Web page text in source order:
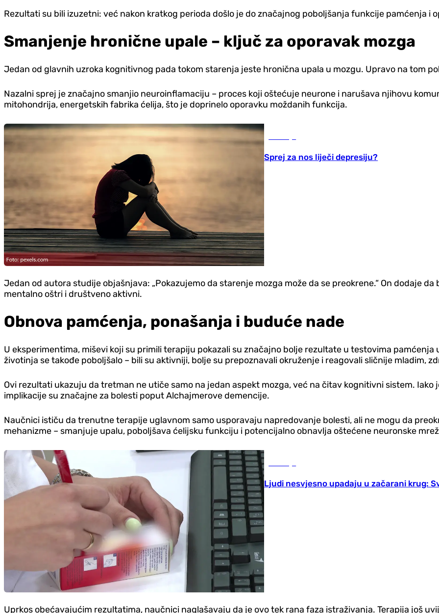
Rezultati su bili izuzetni: već nakon kratkog perioda došlo je do značajnog poboljšanja funkcije pamćenja i
Smanjenje hronične upale – ključ za oporavak mozga
Jedan od glavnih uzroka kognitivnog pada tokom starenja jeste hronična upala u mozgu. Upravo na tom
Nazalni sprej je značajno smanjio neuroinflamaciju – proces koji oštećuje neurone i narušava njihovu
mitohondrija, energetskih fabrika ćelija, što je doprinelo oporavku moždanih funkcija.
Sprej za nos liječi depresiju?
Jedan od autora studije objašnjava: „Pokazujemo da starenje mozga može da se preokrene.“ On dodaje
mentalno oštri i društveno aktivni.
Obnova pamćenja, ponašanja i buduće nade
U eksperimentima, miševi koji su primili terapiju pokazali su značajno bolje rezultate u testovima
životinja se takođe poboljšalo – bili su aktivniji, bolje su prepoznavali okruženje i reagovali sličnije mladim,
Ovi rezultati ukazuju da tretman ne utiče samo na jedan aspekt mozga, već na čitav kognitivni sistem.
implikacije su značajne za bolesti poput Alchajmerove demencije.
Naučnici ističu da trenutne terapije uglavnom samo usporavaju napredovanje bolesti, ali ne mogu da
mehanizme – smanjuje upalu, poboljšava ćelijsku funkciju i potencijalno obnavlja oštećene neuronske
Ljudi nesvjesno upadaju u začarani krug:
Uprkos obećavajućim rezultatima, naučnici naglašavaju da je ovo tek rana faza istraživanja. Terapija još